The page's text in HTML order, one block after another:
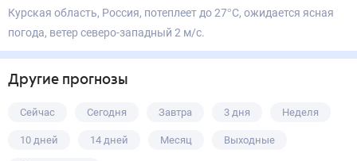
Курская область, Россия, потеплеет до 27°С, ожидается ясная
погода, ветер северо-западный 2 м/с.
Другие прогнозы
Сейчас Сегодня Завтра 3 дня Неделя
10 дней 14 дней Месяц Выходные